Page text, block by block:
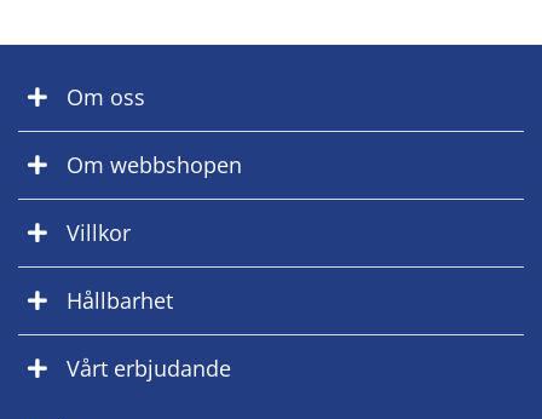
Om oss
Om webbshopen
Villkor
Hållbarhet
Vårt erbjudande